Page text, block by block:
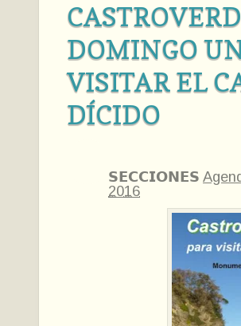
DOMINGO
VISITAR EL
DÍCIDO
𝗦𝗘𝗖𝗖𝗜𝗢𝗡𝗘𝗦
2016